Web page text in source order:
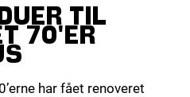
TIL
70'ER
har fået renoveret